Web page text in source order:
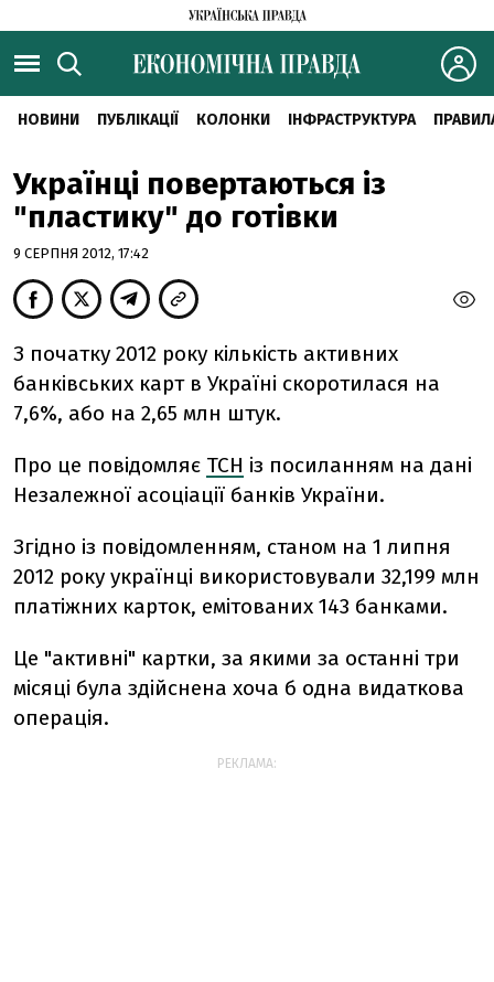
НОВИНИ ПУБЛІКАЦІЇ КОЛОНКИ ІНФРАСТРУКТУРА
Українці повертаються із
"пластику" до готівки
9 СЕРПНЯ 2012, 17:42
З початку 2012 року кількість активних
банківських карт в Україні скоротилася на
7,6%, або на 2,65 млн штук.
Про це повідомляє ТСН із посиланням на дані
Незалежної асоціації банків України.
Згідно із повідомленням, станом на 1 липня
2012 року українці використовували 32,199 млн
платіжних карток, емітованих 143 банками.
Це "активні" картки, за якими за останні три
місяці була здійснена хоча б одна видаткова
операція.
РЕКЛАМА: